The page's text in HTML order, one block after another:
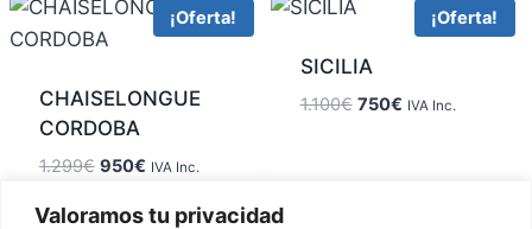
Valoramos tu privacidad
¡Oferta!
CHAISELONGUE
CORDOBA
1.299€ 950€ IVA Inc.
¡Oferta!
SICILIA
1.100€ 750€ IVA Inc.